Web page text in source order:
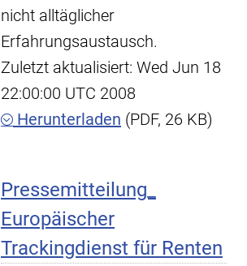
nicht alltäglicher
Erfahrungsaustausch.
Zuletzt aktualisiert: Wed Jun 18
22:00:00 UTC 2008
Herunterladen (PDF, 26 KB)
Pressemitteilung_
Europäischer
Trackingdienst für Renten